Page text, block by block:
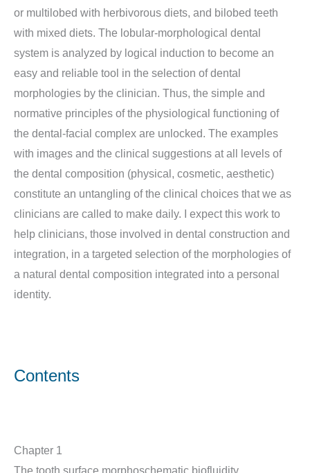
or multilobed with herbivorous diets, and bilobed teeth
with mixed diets. The lobular-morphological dental
system is analyzed by logical induction to become an
easy and reliable tool in the selection of dental
morphologies by the clinician. Thus, the simple and
normative principles of the physiological functioning of
the dental-facial complex are unlocked. The examples
with images and the clinical suggestions at all levels of
the dental composition (physical, cosmetic, aesthetic)
constitute an untangling of the clinical choices that we as
clinicians are called to make daily. I expect this work to
help clinicians, those involved in dental construction and
integration, in a targeted selection of the morphologies of
a natural dental composition integrated into a personal
identity.
Contents
Chapter 1
The tooth surface morphoschematic biofluidity